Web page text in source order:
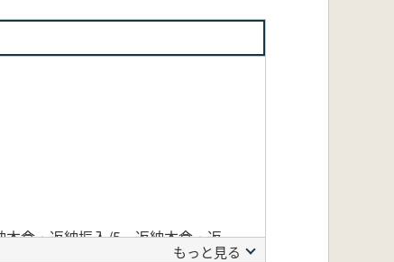
倉・返納振入/5 返納本倉・返
もっと見る